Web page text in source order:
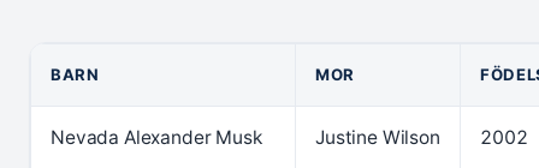
BARN MOR
Nevada Alexander Musk Justine Wilson 2002